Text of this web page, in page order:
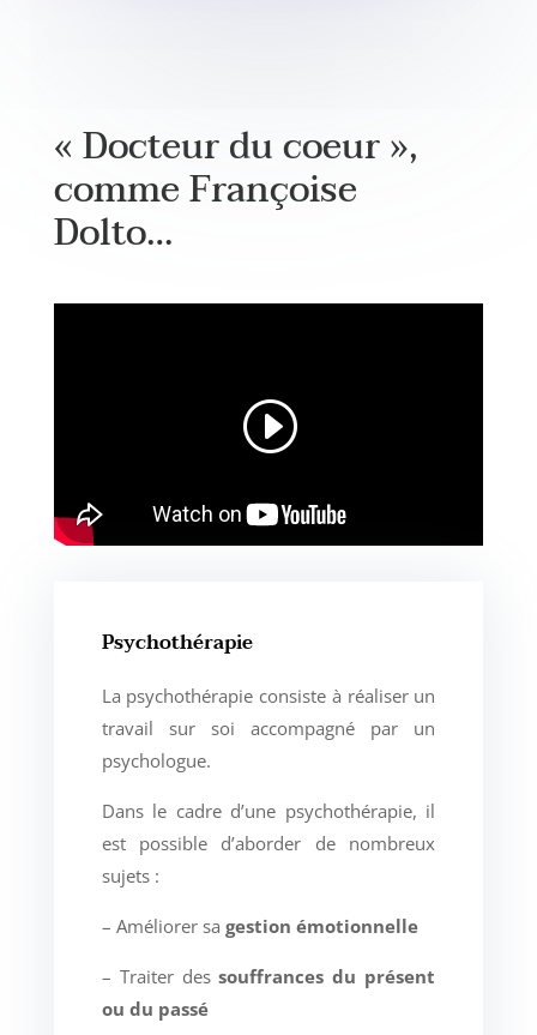
« Docteur du coeur »,
comme Françoise
Dolto…
Psychothérapie
La psychothérapie consiste à réaliser un
travail sur soi accompagné par un
psychologue.
Dans le cadre d’une psychothérapie, il
est possible d’aborder de nombreux
sujets :
– Améliorer sa gestion émotionnelle
– Traiter dessouffrances du présent
ou du passé